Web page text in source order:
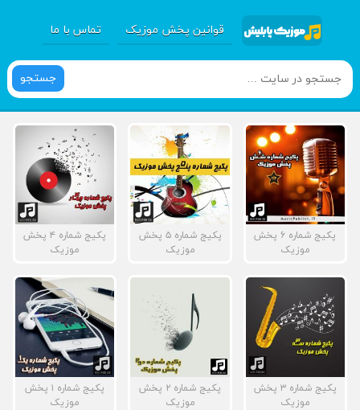
قوانین پخش موزیک تماس با ما
جستجو
پکیج شماره ۶ پخش
موزیک
پکیج شماره ۵ پخش
موزیک
پکیج شماره ۴ پخش
موزیک
پکیج شماره ۳ پخش
موزیک
پکیج شماره ۲ پخش
موزیک
پکیج شماره ۱ پخش
موزیک